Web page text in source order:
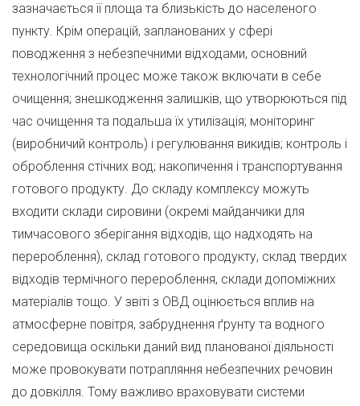
зазначається її площа та близькість до населеного
пункту. Крім операцій, запланованих у сфері
поводження з небезпечними відходами, основний
технологічний процес може також включати в себе
очищення; знешкодження залишків, що утворюються під
час очищення та подальша їх утилізація; моніторинг
(виробничий контроль) і регулювання викидів; контроль і
оброблення стічних вод; накопичення і транспортування
готового продукту. До складу комплексу можуть
входити склади сировини (окремі майданчики для
тимчасового зберігання відходів, що надходять на
перероблення), склад готового продукту, склад твердих
відходів термічного перероблення, склади допоміжних
матеріалів тощо. У звіті з ОВД оцінюється вплив на
атмосферне повітря, забруднення ґрунту та водного
середовища оскільки даний вид планованої діяльності
може провокувати потрапляння небезпечних речовин
до довкілля. Тому важливо враховувати системи